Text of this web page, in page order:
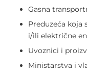
Gasna
Preduzeća koja
i/ili električne
Uvoznici i
Ministarstva i